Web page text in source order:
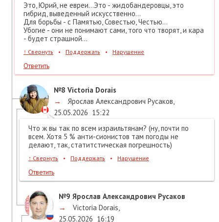
Это, Юрий, не евреи...Это - жидобандеровцы, это
гибрид, выведенный искусственно...
Для борьбы - с Памятью, Совестью, Честью...
Убогие - они не понимают сами, того что творят, и кара
- будет страшной...
↑ Свернуть • Поддержать • Нарушение
Ответить
№8 Victoria Dorais
→
Ярослав Александрович Русаков,
25.05.2026 15:22
Что ж вы так по всем израильтянам? (ну, почти по
всем. Хотя 5 % анти-сионистов там погоды не
делают, так, статитстическая погрешность)
↑ Свернуть • Поддержать • Нарушение
Ответить
№9 Ярослав Александрович Русаков
→
Victoria Dorais,
25.05.2026 16:19